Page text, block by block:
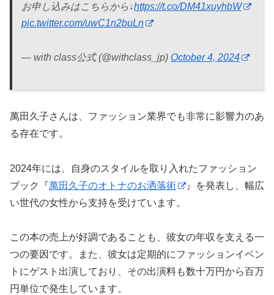
お申し込みはこちらから↓https://t.co/DM41xuyhbW
pic.twitter.com/uwC1n2buLn
— with class公式 (@withclass_jp) October 4, 2024
萬田久子さんは、ファッション業界でも非常に影響力のあ
る存在です。
2024年には、自身のスタイルを取り入れたファッション
ブック『萬田久子のオトナのお洒落術
』を発表し、幅広
い世代の女性から支持を受けています。
この本の売上が好調であることも、彼女の年収を支える一
つの要因です。また、彼女は定期的にファッションイベン
トにゲスト出演しており、その出演料も数十万円から百万
円単位で発生しています。